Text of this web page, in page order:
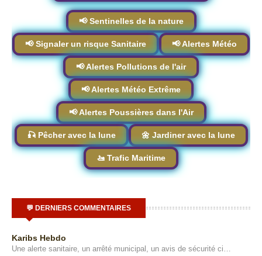
📢 Sentinelles de la nature
📢 Signaler un risque Sanitaire 📢 Alertes Météo
📢 Alertes Pollutions de l'air
📢 Alertes Météo Extrême
📢 Alertes Poussières dans l'Air
🎣 Pêcher avec la lune 🌼 Jardiner avec la lune
🚤 Trafic Maritime
💬 DERNIERS COMMENTAIRES
Karibs Hebdo
Une alerte sanitaire, un arrêté municipal, un avis de sécurité ci…